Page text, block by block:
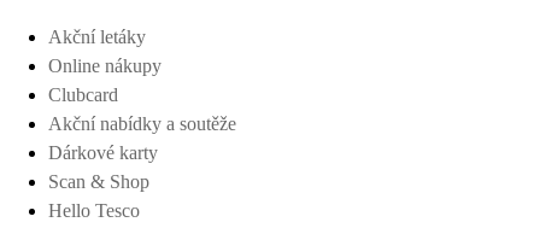
Akční letáky
Online nákupy
Clubcard
Akční nabídky a soutěže
Dárkové karty
Scan & Shop
Hello Tesco